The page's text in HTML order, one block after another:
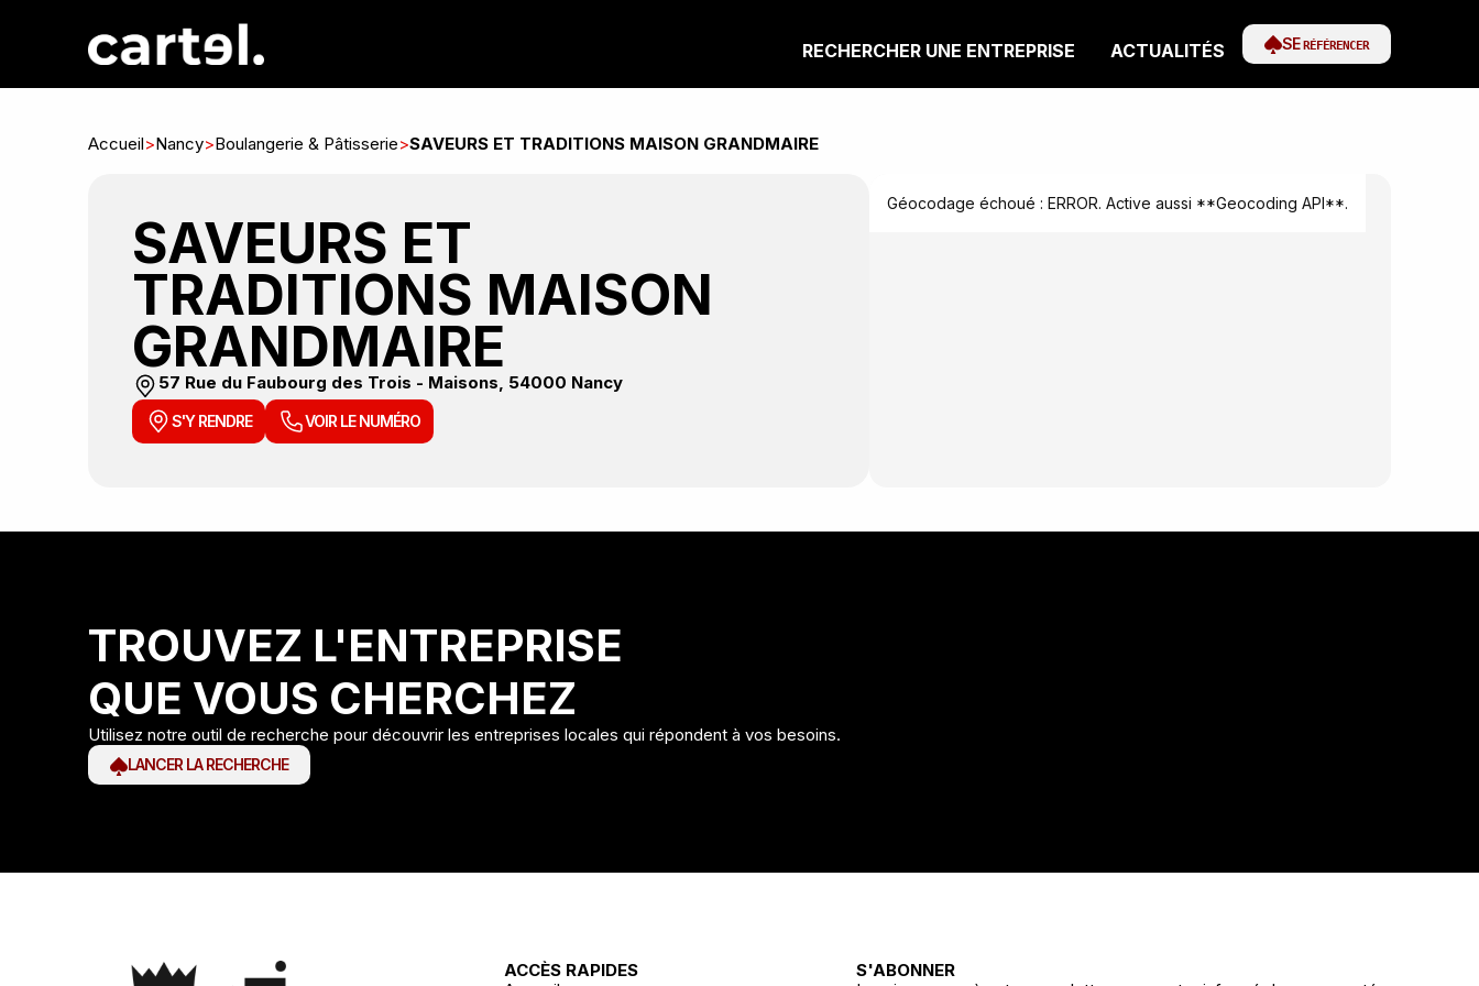
RECHERCHER UNE ENTREPRISE ACTUALITÉS SERÉFÉRENCER
Accueil>Nancy>Boulangerie & Pâtisserie>SAVEURS ET TRADITIONS MAISON GRANDMAIRE
SAVEURS ET
TRADITIONS MAISON
GRANDMAIRE
57 Rue du Faubourg des Trois - Maisons, 54000 Nancy
S'Y RENDRE VOIR LE NUMÉRO
Géocodage échoué : ERROR. Active aussi **Geocoding API**.
TROUVEZ L'ENTREPRISE
QUE VOUS CHERCHEZ
Utilisez notre outil de recherche pour découvrir les entreprises locales qui répondent à vos besoins.
LANCER LA RECHERCHE
ACCÈS RAPIDES
S'ABONNER